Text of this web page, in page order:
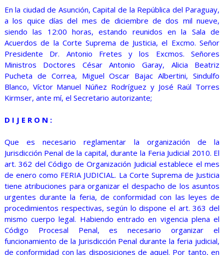
En la ciudad de Asunción, Capital de la República del Paraguay,
a los quice días del mes de diciembre de dos mil nueve,
siendo las 12:00 horas, estando reunidos en la Sala de
Acuerdos de la Corte Suprema de Justicia, el Excmo. Señor
Presidente Dr. Antonio Fretes y los Excmos. Señores
Ministros Doctores César Antonio Garay, Alicia Beatriz
Pucheta de Correa, Miguel Oscar Bajac Albertini, Sindulfo
Blanco, Víctor Manuel Núñez Rodríguez y José Raúl Torres
Kirmser, ante mí, el Secretario autorizante;
D I J E R O N :
Que es necesario reglamentar la organización de la
Jurisdicción Penal de la capital, durante la Feria Judicial 2010. El
art. 362 del Código de Organización Judicial establece el mes
de enero como FERIA JUDICIAL. La Corte Suprema de Justicia
tiene atribuciones para organizar el despacho de los asuntos
urgentes durante la feria, de conformidad con las leyes de
procedimientos respectivas, según lo dispone el art. 363 del
mismo cuerpo legal. Habiendo entrado en vigencia plena el
Código Procesal Penal, es necesario organizar el
funcionamiento de la Jurisdicción Penal durante la feria judicial,
de conformidad con las disposiciones de aquel. Por tanto, en